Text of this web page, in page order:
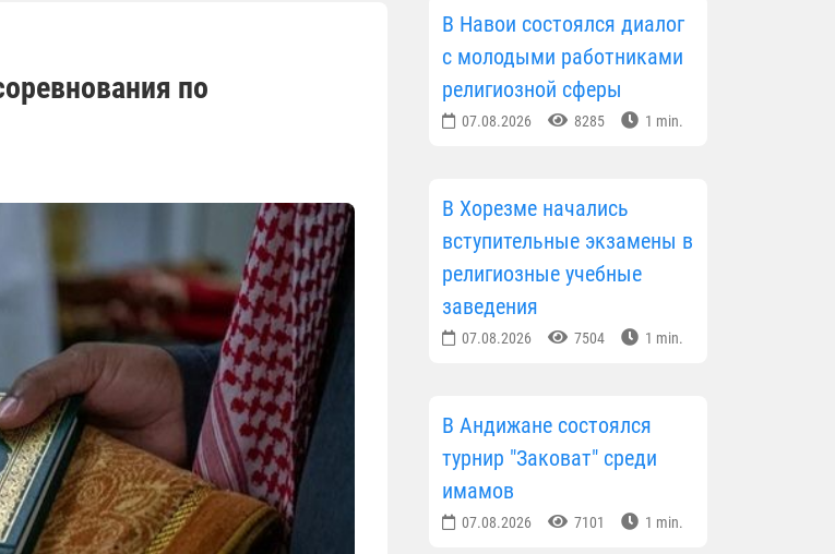
по
В Навои состоялся диалог
с молодыми работниками
религиозной сферы
07.08.2026 8285 1 min.
В Хорезме начались
вступительные экзамены в
религиозные учебные
заведения
07.08.2026 7504 1 min.
В Андижане состоялся
турнир "Заковат" среди
имамов
07.08.2026 7101 1 min.